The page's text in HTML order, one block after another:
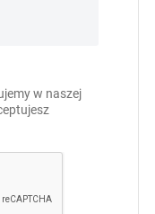
w naszej